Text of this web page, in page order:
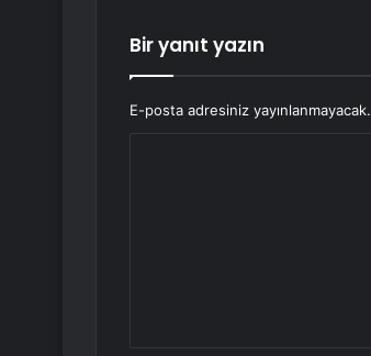
Bir yanıt yazın
E-posta adresiniz yayınlanmayacak.